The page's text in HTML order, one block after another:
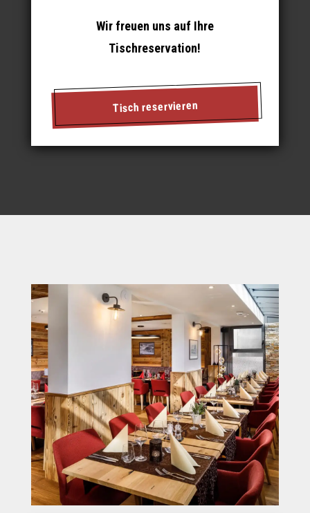
Wir freuen uns auf Ihre
Tischreservation!
Tisch reservieren